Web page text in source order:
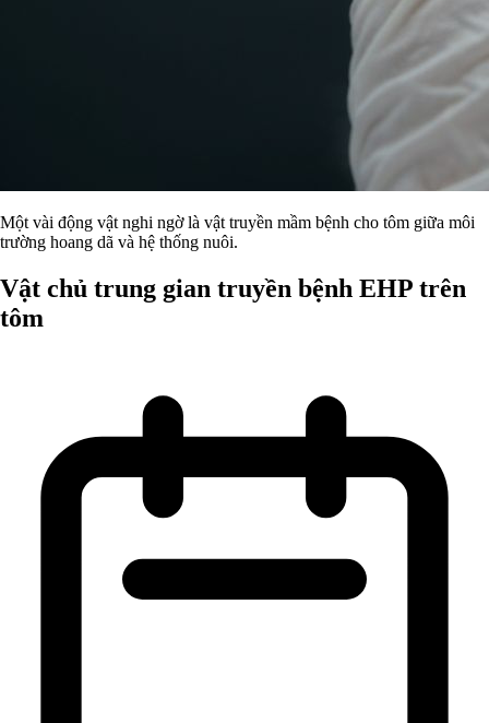
Một vài động vật nghi ngờ là vật truyền mầm bệnh cho tôm giữa môi
trường hoang dã và hệ thống nuôi.
Vật chủ trung gian truyền bệnh EHP trên
tôm